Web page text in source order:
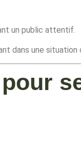
un public attentif.
dans une situation